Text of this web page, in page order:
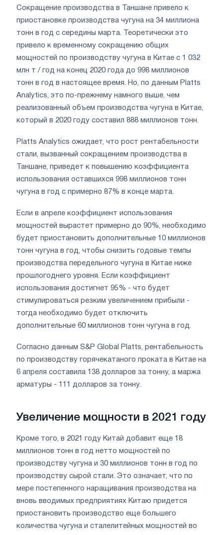
Сокращение производства в Таншане привело к
приостановке производства чугуна на 34 миллиона
тонн в год с середины марта. Теоретически это
привело к временному сокращению общих
мощностей по производству чугуна в Китае с 1 032
млн т / год на конец 2020 года до 998 миллионов
тонн в год в настоящее время. Но, по данным Platts
Analytics, это по-прежнему намного выше, чем
реализованный объем производства чугуна в Китае,
который в 2020 году составил 888 миллионов тонн.
Platts Analytics ожидает, что рост рентабельности
стали, вызванный сокращением производства в
Таншане, приведет к повышению коэффициента
использования оставшихся 998 миллионов тонн
чугуна в год с примерно 87% в конце марта.
Если в апреле коэффициент использования
мощностей вырастет примерно до 90%, необходимо
будет приостановить дополнительные 10 миллионов
тонн чугуна в год, чтобы снизить годовые темпы
производства передельного чугуна в Китае ниже
прошлогоднего уровня. Если коэффициент
использования достигнет 95% - что будет
стимулироваться резким увеличением прибыли -
тогда необходимо будет отключить
дополнительные 60 миллионов тонн чугуна в год.
Согласно данным S&P Global Platts, рентабельность
по производству горячекатаного проката в Китае на
6 апреля составила 138 долларов за тонну, а маржа
арматуры - 111 долларов за тонну.
Увеличение мощности в 2021 году
Кроме того, в 2021 году Китай добавит еще 18
миллионов тонн в год нетто мощностей по
производству чугуна и 30 миллионов тонн в год по
производству сырой стали. Это означает, что по
мере постепенного наращивания производства на
вновь вводимых предприятиях Китаю придется
приостановить производство еще большего
количества чугуна и сталелитейных мощностей во